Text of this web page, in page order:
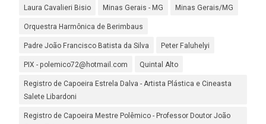
Laura Cavalieri Bisio Minas Gerais - MG Minas Gerais/MG
Orquestra Harmônica de Berimbaus
Padre João Francisco Batista da Silva Peter Faluhelyi
PIX - polemico72@hotmail.com Quintal Alto
Registro de Capoeira Estrela Dalva - Artista Plástica e Cineasta
Salete Libardoni
Registro de Capoeira Mestre Polêmico - Professor Doutor João